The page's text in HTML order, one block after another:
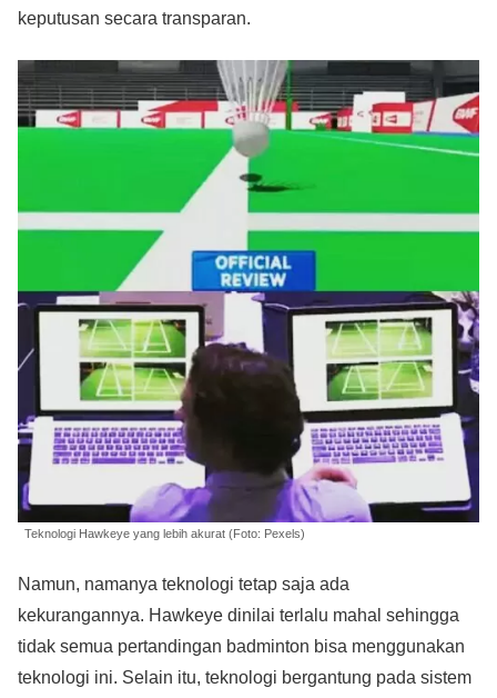
keputusan secara transparan.
Teknologi Hawkeye yang lebih akurat (Foto: Pexels)
Namun, namanya teknologi tetap saja ada
kekurangannya. Hawkeye dinilai terlalu mahal sehingga
tidak semua pertandingan badminton bisa menggunakan
teknologi ini. Selain itu, teknologi bergantung pada sistem